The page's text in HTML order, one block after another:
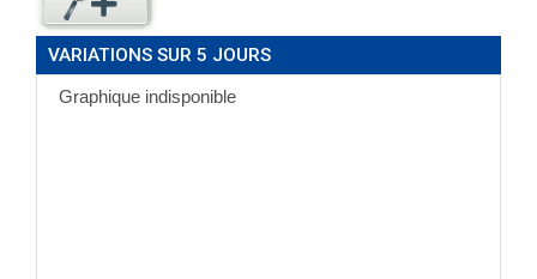
VARIATIONS SUR 5 JOURS